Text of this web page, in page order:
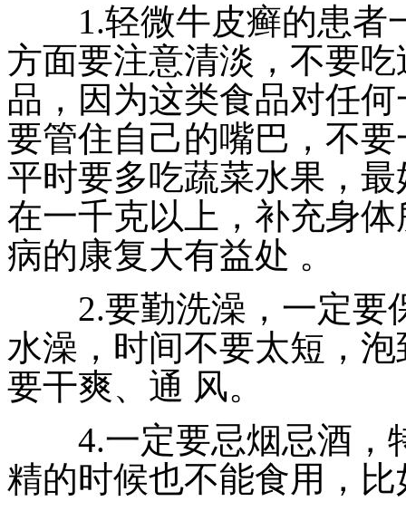
1.轻微牛皮癣的患者
方面要注意清淡，不要
品，因为这类食品对任
要管住自己的嘴巴，不
平时要多吃蔬菜水果，
在一千克以上，补充身
病的康复大有益处 。
2.要勤洗澡，一定要
水澡，时间不要太短，
要干爽、通 风。
4.一定要忌烟忌酒，
精的时候也不能食用，